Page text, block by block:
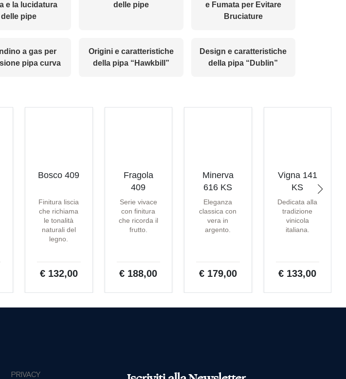
e la lucidatura
delle pipe
delle pipe
e Fumata per Evitare
Bruciature
a gas per
pipa curva
Origini e caratteristiche
della pipa “Hawkbill”
Design e caratteristiche
della pipa “Dublin”
Bosco 409
Finitura liscia
che richiama
le tonalità
naturali del
legno.
€ 132,00
Fragola
409
Serie vivace
con finitura
che ricorda il
frutto.
€ 188,00
Minerva
616 KS
Eleganza
classica con
vera in
argento.
€ 179,00
Vigna 141
KS
Dedicata alla
tradizione
vinicola
italiana.
€ 133,00
PRIVACY